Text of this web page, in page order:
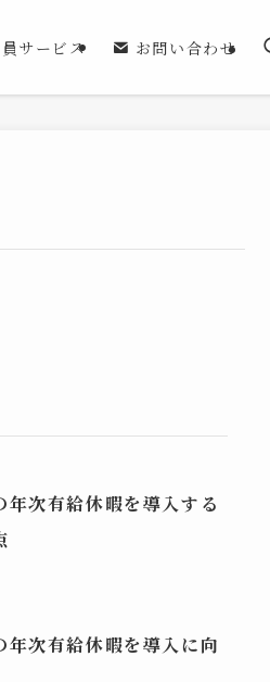
サービス お問い合わせ
年次有給休暇を導入する
年次有給休暇を導入に向